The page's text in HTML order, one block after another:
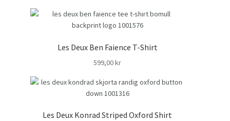
Les Deux Ben Faience T-Shirt
599,00kr
Les Deux Konrad Striped Oxford Shirt